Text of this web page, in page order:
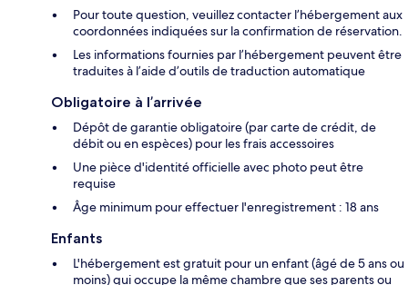
Pour toute question, veuillez contacter l’hébergement aux
coordonnées indiquées sur la confirmation de réservation.
Les informations fournies par l’hébergement peuvent être
traduites à l’aide d’outils de traduction automatique
Obligatoire à l’arrivée
Dépôt de garantie obligatoire (par carte de crédit, de
débit ou en espèces) pour les frais accessoires
Une pièce d'identité officielle avec photo peut être
requise
Âge minimum pour effectuer l'enregistrement : 18 ans
Enfants
L'hébergement est gratuit pour un enfant (âgé de 5 ans ou
moins) qui occupe la même chambre que ses parents ou